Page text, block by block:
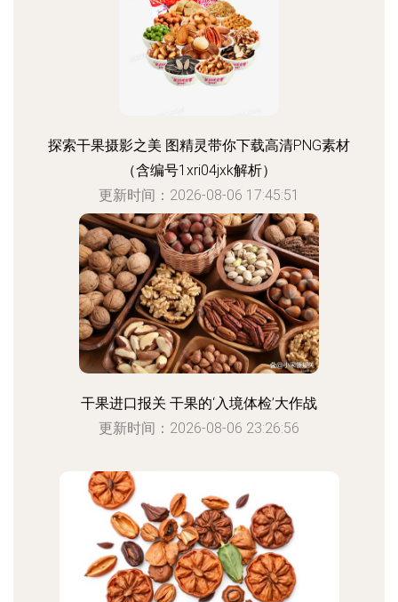
探索干果摄影之美 图精灵带你下载高清PNG素材
（含编号1xri04jxk解析）
更新时间：2026-08-06 17:45:51
干果进口报关 干果的‘入境体检’大作战
更新时间：2026-08-06 23:26:56